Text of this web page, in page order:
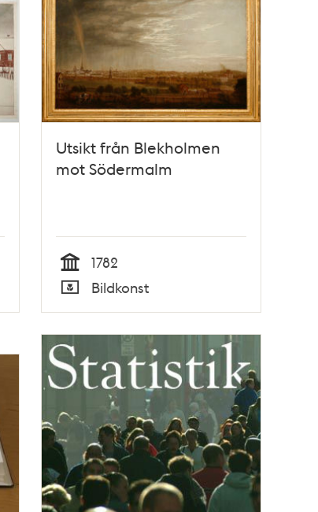
Utsikt från Blekholmen
mot Södermalm
Tid
1782
Typ
Bildkonst